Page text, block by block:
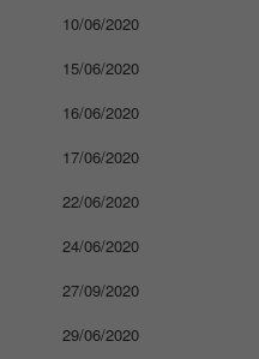
10/06/2020
15/06/2020
16/06/2020
17/06/2020
22/06/2020
24/06/2020
27/09/2020
29/06/2020